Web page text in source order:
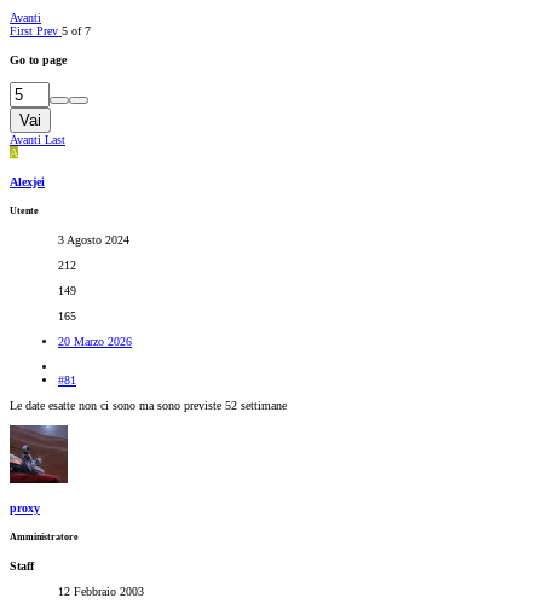
Avanti
First Prev 5 of 7
Go to page
Vai
Avanti Last
A
Alexjei
Utente
3 Agosto 2024
212
149
165
20 Marzo 2026
#81
Le date esatte non ci sono ma sono previste 52 settimane
proxy
Amministratore
Staff
12 Febbraio 2003